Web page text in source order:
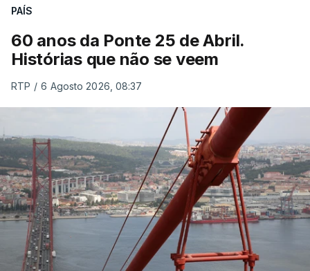
PAÍS
60 anos da Ponte 25 de Abril.
Histórias que não se veem
RTP / 6 Agosto 2026, 08:37